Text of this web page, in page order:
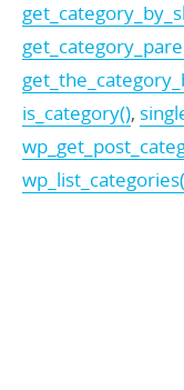
is_category(),